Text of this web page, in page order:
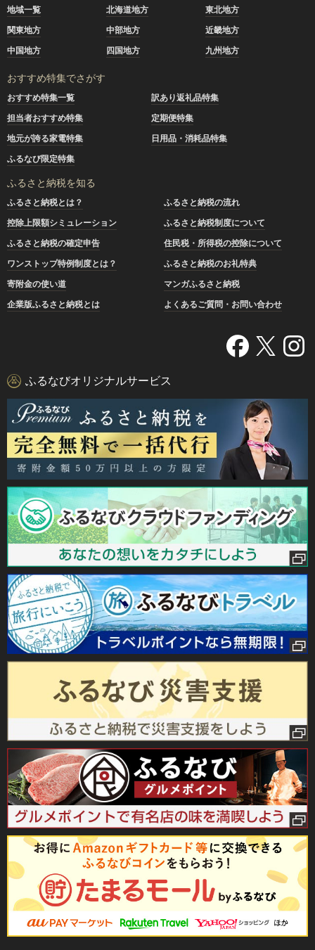
地域一覧 北海道地方
東北地方
関東地方
中部地方
近畿地方
中国地方
四国地方 九州地方
おすすめ特集でさがす
おすすめ特集一覧
訳あり返礼品特集
担当者おすすめ特集
定期便特集
地元が誇る家電特集
日用品・消耗品特集
ふるなび限定特集
ふるさと納税を知る
ふるさと納税とは？
ふるさと納税の流れ
控除上限額シミュレーション
ふるさと納税制度について
ふるさと納税の確定申告
住民税・所得税の控除について
ワンストップ特例制度とは？
ふるさと納税のお礼特典
寄附金の使い道
マンガふるさと納税
企業版ふるさと納税とは
よくあるご質問・お問い合わせ
ふるなびオリジナルサービス